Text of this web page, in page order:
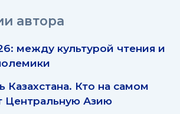
автора
между культурой чтения и
Казахстана. Кто на самом
Центральную Азию